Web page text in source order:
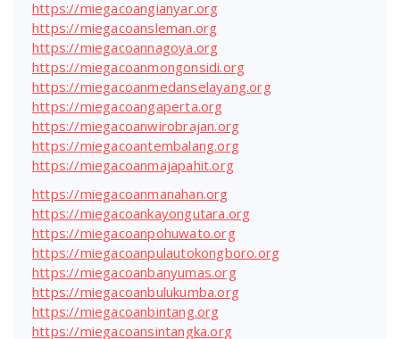
https://miegacoangianyar.org
https://miegacoansleman.org
https://miegacoannagoya.org
https://miegacoanmongonsidi.org
https://miegacoanmedanselayang.org
https://miegacoangaperta.org
https://miegacoanwirobrajan.org
https://miegacoantembalang.org
https://miegacoanmajapahit.org
https://miegacoanmanahan.org
https://miegacoankayongutara.org
https://miegacoanpohuwato.org
https://miegacoanpulautokongboro.org
https://miegacoanbanyumas.org
https://miegacoanbulukumba.org
https://miegacoanbintang.org
https://miegacoansintangka.org